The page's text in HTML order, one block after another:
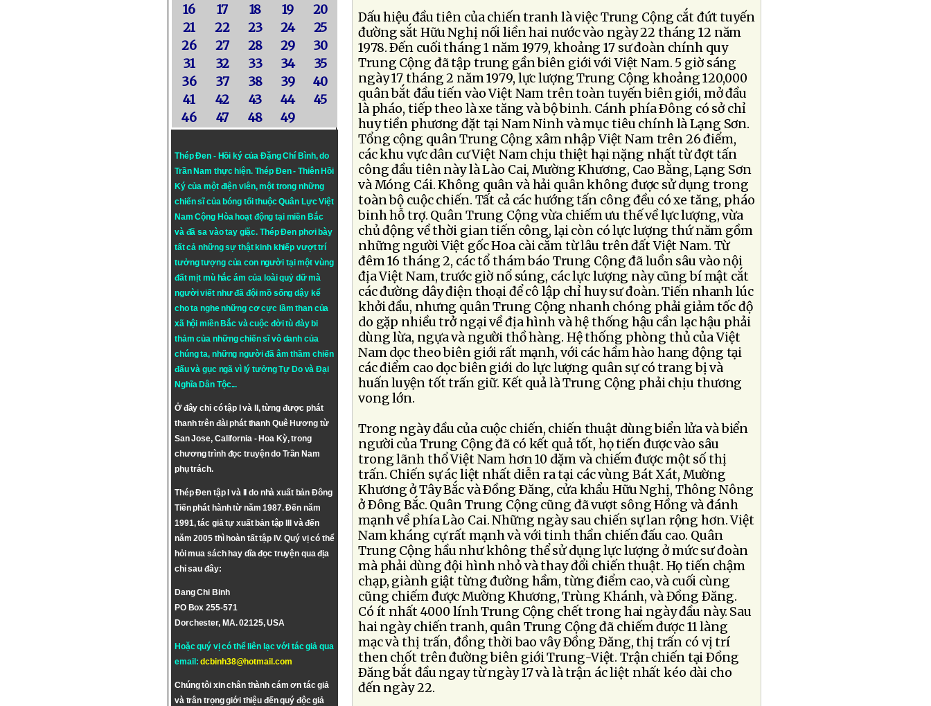
16
17 18 19
20
21
22 23 24
25
26
27 28 29
30
31
32 33 34
35
36
37 38 39
40
41
42 43 44
45
46
47 48 49
Thép Đen - Hồi ký của Đặng Chí Bình, do
Trần Nam thực hiện. Thép Đen- Thiên Hồi
Ký của một điện viên, một trong những
chiến sĩ của bóng tối thuộc Quân Lực Việt
Nam Cộng Hòa hoạt động tại miền Bắc
và đã sa vào tay giặc. Thép Đen phơi bày
tất cả những sự thật kinh khiếp vượt trí
tưởng tượng của con người tại một vùng
đất mịt mù hắc ám của loài quỷ dữ mà
người viết như đã đội mồ sống dậy kể
cho ta nghe những cơ cực lầm than của
xã hội miền Bắc và cuộc đời tù đày bi
thảm của những chiến sĩ vô danh của
chúng ta, những người đã âm thầm chiến
đấu và gục ngã vì lý tưởngTự DovàĐại
Nghĩa Dân Tộc...
Ở đây chỉ có tập I và II, từng được phát
thanh trên đài phát thanh Quê Hương từ
San Jose, California - Hoa Kỳ, trong
chương trình đọc truyện do Trần Nam
phụ trách.
Thép Đen tập I và II do nhà xuất bản Đông
Tiến phát hành từ năm 1987. Đến năm
1991, tác giả tự xuất bản tập III và đến
năm 2005 thì hoàn tất tập IV. Quý vị có thể
hỏi mua sách hay dĩa đọc truyện qua địa
chỉ sau đây:
Dang Chi Binh
PO Box 255-571
Dorchester, MA. 02125, USA
Hoặc quý vị có thể liên lạc với tác giả qua
email:dcbinh38@hotmail.com
Chúng tôi xin chân thành cám ơn tác giả
và trân trọng giới thiệu đến quý độc giả
Dấu hiệu đầu tiên của chiến tranh là việc Trung Cộng cắt đứt tuyến
đường sắt Hữu Nghị nối liền hai nước vào ngày 22 tháng 12 năm
1978. Ðến cuối tháng 1 năm 1979, khoảng 17 sư đoàn chính quy
Trung Cộng đã tập trung gần biên giới với Việt Nam. 5 giờ sáng
ngày 17 tháng 2 năm 1979, lực lượng Trung Cộng khoảng 120,000
quân bắt đầu tiến vào Việt Nam trên toàn tuyến biên giới, mở đầu
là pháo, tiếp theo là xe tăng và bộ binh. Cánh phía Ðông có sở chỉ
huy tiền phương đặt tại Nam Ninh và mục tiêu chính là Lạng Sơn.
Tổng cộng quân Trung Cộng xâm nhập Việt Nam trên 26 điểm,
các khu vực dân cư Việt Nam chịu thiệt hại nặng nhất từ đợt tấn
công đầu tiên này là Lào Cai, Mường Khương, Cao Bằng, Lạng Sơn
và Móng Cái. Không quân và hải quân không được sử dụng trong
toàn bộ cuộc chiến. Tất cả các hướng tấn công đều có xe tăng, pháo
binh hỗ trợ. Quân Trung Cộng vừa chiếm ưu thế về lực lượng, vừa
chủ động về thời gian tiến công, lại còn có lực lượng thứ năm gồm
những người Việt gốc Hoa cài cắm từ lâu trên đất Việt Nam. Từ
đêm 16 tháng 2, các tổ thám báo Trung Cộng đã luồn sâu vào nội
địa Việt Nam, trước giờ nổ súng, các lực lượng này cũng bí mật cắt
các đường dây điện thoại để cô lập chỉ huy sư đoàn. Tiến nhanh lúc
khởi đầu, nhưng quân Trung Cộng nhanh chóng phải giảm tốc độ
do gặp nhiều trở ngại về địa hình và hệ thống hậu cần lạc hậu phải
dùng lừa, ngựa và người thồ hàng. Hệ thống phòng thủ của Việt
Nam dọc theo biên giới rất mạnh, với các hầm hào hang động tại
các điểm cao dọc biên giới do lực lượng quân sự có trang bị và
huấn luyện tốt trấn giữ. Kết quả là Trung Cộng phải chịu thương
vong lớn.
Trong ngày đầu của cuộc chiến, chiến thuật dùng biển lửa và biển
người của Trung Cộng đã có kết quả tốt, họ tiến được vào sâu
trong lãnh thổ Việt Nam hơn 10 dặm và chiếm được một số thị
trấn. Chiến sự ác liệt nhất diễn ra tại các vùng Bát Xát, Mường
Khương ở Tây Bắc và Ðồng Ðăng, cửa khẩu Hữu Nghị, Thông Nông
ở Ðông Bắc. Quân Trung Cộng cũng đã vượt sông Hồng và đánh
mạnh về phía Lào Cai. Những ngày sau chiến sự lan rộng hơn. Việt
Nam kháng cự rất mạnh và với tinh thần chiến đấu cao. Quân
Trung Cộng hầu như không thể sử dụng lực lượng ở mức sư đoàn
mà phải dùng đội hình nhỏ và thay đổi chiến thuật. Họ tiến chậm
chạp, giành giật từng đường hầm, từng điểm cao, và cuối cùng
cũng chiếm được Mường Khương, Trùng Khánh, và Ðồng Ðăng.
Có ít nhất 4000 lính Trung Cộng chết trong hai ngày đầu này. Sau
hai ngày chiến tranh, quân Trung Cộng đã chiếm được 11 làng
mạc và thị trấn, đồng thời bao vây Ðồng Ðăng, thị trấn có vị trí
then chốt trên đường biên giới Trung-Việt. Trận chiến tại Ðồng
Ðăng bắt đầu ngay từ ngày 17 và là trận ác liệt nhất kéo dài cho
đến ngày 22.